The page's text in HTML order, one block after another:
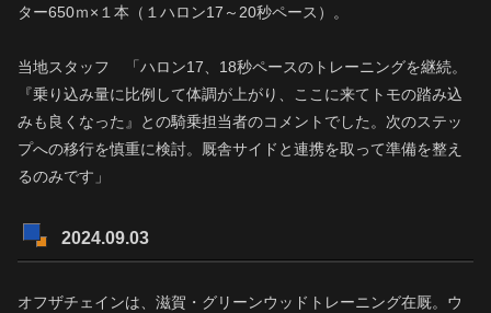
ター650ｍ×１本（１ハロン17～20秒ペース）。
当地スタッフ 「ハロン17、18秒ペースのトレーニングを継続。
『乗り込み量に比例して体調が上がり、ここに来てトモの踏み込
みも良くなった』との騎乗担当者のコメントでした。次のステッ
プへの移行を慎重に検討。厩舎サイドと連携を取って準備を整え
るのみです」
2024.09.03
オフザチェインは、滋賀・グリーンウッドトレーニング在厩。ウ